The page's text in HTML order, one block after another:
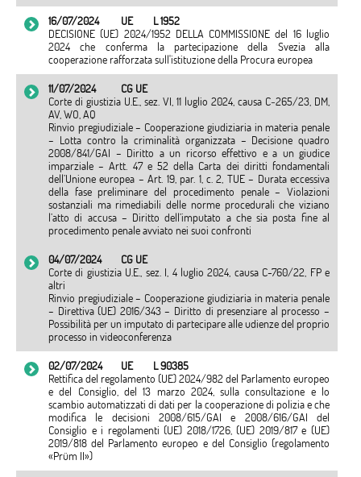
16/07/2024
UE
L 1952
DECISIONE (UE) 2024/1952 DELLA COMMISSIONE del 16 luglio
2024 che conferma la partecipazione della Svezia alla
cooperazione rafforzata sull'istituzione della Procura europea
11/07/2024
CG UE
Corte di giustizia U.E., sez. VI, 11 luglio 2024, causa C‑265/23, DM,
AV, WO, AQ
Rinvio pregiudiziale – Cooperazione giudiziaria in materia penale
– Lotta contro la criminalità organizzata – Decisione quadro
2008/841/GAI – Diritto a un ricorso effettivo e a un giudice
imparziale – Artt. 47 e 52 della Carta dei diritti fondamentali
dell’Unione europea – Art. 19, par. 1, c. 2, TUE – Durata eccessiva
della fase preliminare del procedimento penale – Violazioni
sostanziali ma rimediabili delle norme procedurali che viziano
l’atto di accusa – Diritto dell’imputato a che sia posta fine al
procedimento penale avviato nei suoi confronti
04/07/2024
CG UE
Corte di giustizia U.E., sez. I, 4 luglio 2024, causa C-760/22, FP e
altri
Rinvio pregiudiziale – Cooperazione giudiziaria in materia penale
– Direttiva (UE) 2016/343 – Diritto di presenziare al processo –
Possibilità per un imputato di partecipare alle udienze del proprio
processo in videoconferenza
02/07/2024
UE
L 90385
Rettifica del regolamento (UE) 2024/982 del Parlamento europeo
e del Consiglio, del 13 marzo 2024, sulla consultazione e lo
scambio automatizzati di dati per la cooperazione di polizia e che
modifica le decisioni 2008/615/GAI e 2008/616/GAI del
Consiglio e i regolamenti (UE) 2018/1726, (UE) 2019/817 e (UE)
2019/818 del Parlamento europeo e del Consiglio (regolamento
«Prüm II»)